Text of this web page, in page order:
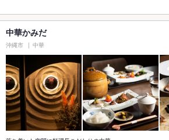
中華かみだ
沖縄市 中華